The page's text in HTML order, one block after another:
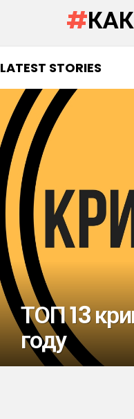
LATEST STORIES
ТОП 13
году